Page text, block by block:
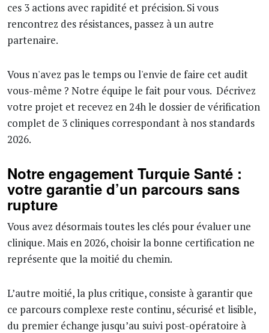
ces 3 actions avec rapidité et précision. Si vous
rencontrez des résistances, passez à un autre
partenaire.
Vous n'avez pas le temps ou l'envie de faire cet audit
vous-même ? Notre équipe le fait pour vous. Décrivez
votre projet et recevez en 24h le dossier de vérification
complet de 3 cliniques correspondant à nos standards
2026.
Notre engagement Turquie Santé :
votre garantie d’un parcours sans
rupture
Vous avez désormais toutes les clés pour évaluer une
clinique. Mais en 2026, choisir la bonne certification ne
représente que la moitié du chemin.
L’autre moitié, la plus critique, consiste à garantir que
ce parcours complexe reste continu, sécurisé et lisible,
du premier échange jusqu’au suivi post-opératoire à